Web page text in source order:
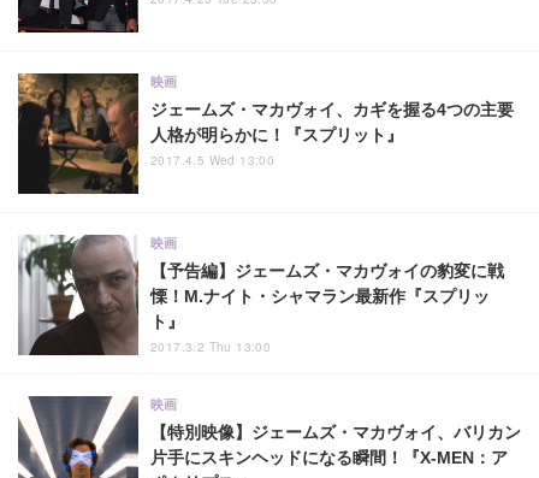
ジェームズ・マカヴォイ、カギを握る4つの主要
人格が明らかに！『スプリット』
映画
2017.4.5 Wed 13:00
【予告編】ジェームズ・マカヴォイの豹変に戦
慄！M.ナイト・シャマラン最新作『スプリッ
ト』
映画
2017.3.2 Thu 13:00
【特別映像】ジェームズ・マカヴォイ、バリカン
片手にスキンヘッドになる瞬間！『X-MEN：ア
映画